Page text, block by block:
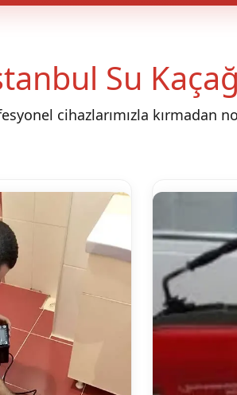
Su
cihazlarımızla kırmadan